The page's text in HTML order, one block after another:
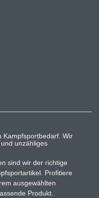
Kampfsportbedarf. Wir
unzähliges
sind wir der richtige
Profitiere
ausgewählten
Produkt.